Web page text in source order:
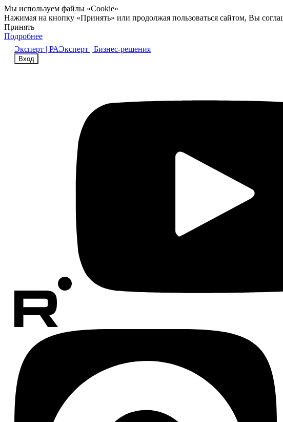
Мы используем файлы «Cookie»
Нажимая на кнопку «Принять» или продолжая пользоваться сайтом, Вы
Принять
Подробнее
Эксперт | РАЭксперт | Бизнес-решения
Вход